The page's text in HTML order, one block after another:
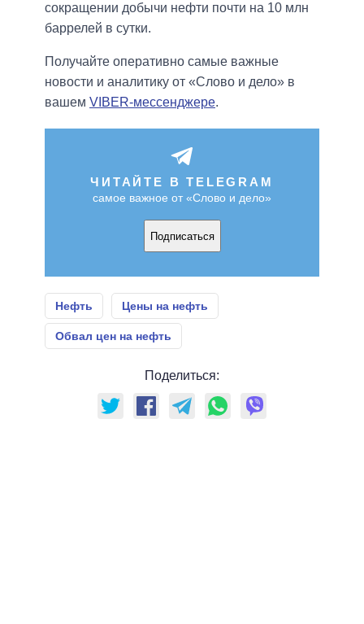
сокращении добычи нефти почти на 10 млн
баррелей в сутки.
Получайте оперативно самые важные
новости и аналитику от «Слово и дело» в
вашем VIBER-мессенджере.
ЧИТАЙТЕ В TELEGRAM
самое важное от «Слово и дело»
Подписаться
Нефть Цены на нефть
Обвал цен на нефть
Поделиться: